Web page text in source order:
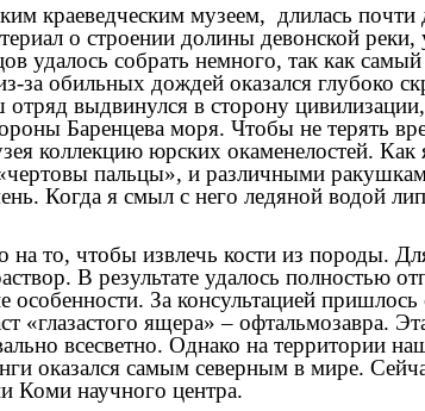
краеведческим музеем, длилась
о строении долины девонской
удалось собрать немного, так как
за обильных дождей оказался глубоко
выдвинулся в сторону
Баренцева моря. Чтобы не терять
коллекцию юрских окаменелостей. Как
пальцы», и различными
Когда я смыл с него ледяной водой
на то, чтобы извлечь кости из породы.
В результате удалось полностью
особенности. За консультацией
«глазастого ящера» – офтальмозавра.
всесветно. Однако на территории
оказался самым северным в мире.
Коми научного центра.